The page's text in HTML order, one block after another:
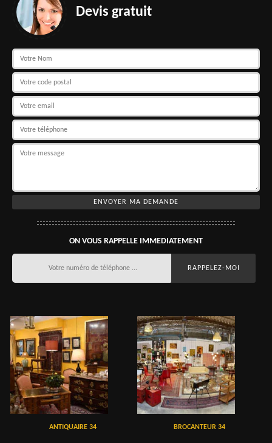
Devis gratuit
ON VOUS RAPPELLE IMMEDIATEMENT
ANTIQUAIRE 34 BROCANTEUR 34